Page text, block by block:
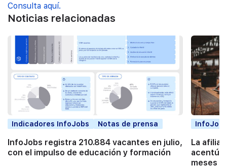
Consulta aquí.
Noticias relacionadas
Indicadores InfoJobs Notas de prensa
InfoJobs registra 210.884 vacantes en julio,
con el impulso de educación y formación
La
acentúa
meses